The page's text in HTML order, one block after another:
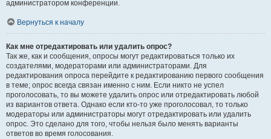
администратором конференции.
Вернуться к началу
Как мне отредактировать или удалить опрос?
Так же, как и сообщения, опросы могут редактироваться только их
создателями, модераторами или администраторами. Для
редактирования опроса перейдите к редактированию первого сообщения
в теме; опрос всегда связан именно с ним. Если никто не успел
проголосовать, то вы можете удалить опрос или отредактировать любой
из вариантов ответа. Однако если кто-то уже проголосовал, то только
модераторы или администраторы могут отредактировать или удалить
опрос. Это сделано для того, чтобы нельзя было менять варианты
ответов во время голосования.